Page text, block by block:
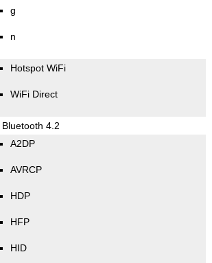
g
n
Hotspot WiFi
WiFi Direct
Bluetooth 4.2
A2DP
AVRCP
HDP
HFP
HID